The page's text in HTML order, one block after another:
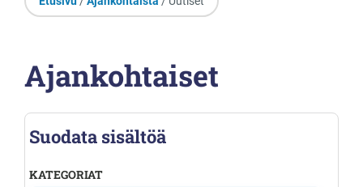
Ajankohtaiset
Suodata sisältöä
KATEGORIAT